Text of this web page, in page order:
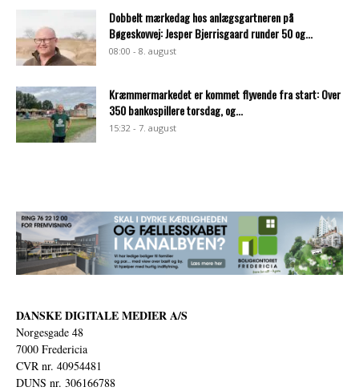
Dobbelt mærkedag hos anlægsgartneren på
Bøgeskovvej: Jesper Bjerrisgaard runder 50 og...
08:00 - 8. august
Kræmmermarkedet er kommet flyvende fra start: Over
350 bankospillere torsdag, og...
15:32 - 7. august
DANSKE DIGITALE MEDIER A/S
Norgesgade 48
7000 Fredericia
CVR nr. 40954481
DUNS nr. 306166788